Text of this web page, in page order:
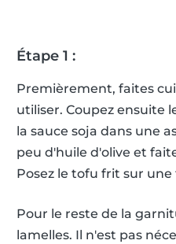
Étape 1 :
Premièrement, faites
utiliser. Coupez ensuite
la sauce soja dans une
peu d'huile d'olive et
Posez le tofu frit sur
Pour le reste de la
lamelles. Il n'est pas